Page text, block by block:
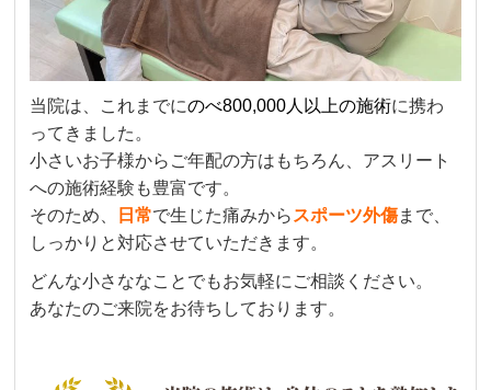
当院は、これまでにのべ800,000人以上の施術に携わ
ってきました。
小さいお子様からご年配の方はもちろん、アスリート
への施術経験も豊富です。
そのため、
日常で生じた痛みから スポーツ外傷まで、
しっかりと対応させていただきます。
どんな小さななことでもお気軽にご相談ください。
あなたのご来院をお待ちしております。